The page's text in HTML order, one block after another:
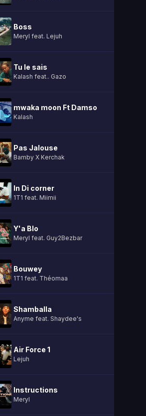
Boss
Meryl feat. Lejuh
Tu le sais
Kalash feat.. Gazo
mwaka moon Ft Damso
Kalash
Pas Jalouse
Bamby X Kerchak
In Di corner
1T1 feat. Miimii
Y'a Blo
Meryl feat. Guy2Bezbar
Bouwey
1T1 feat. Théomaa
Shamballa
Anyme feat. Shaydee's
Air Force 1
Lejuh
Instructions
Meryl